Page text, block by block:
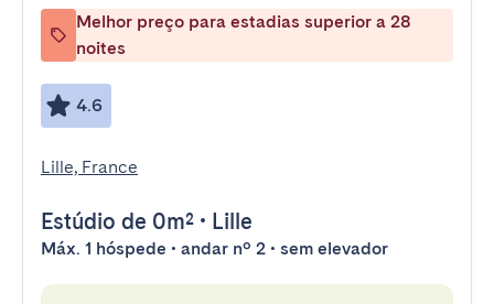
Melhor preço para estadias superior a 28
noites
4.6
Lille, France
Estúdio de 0m² • Lille
Máx. 1 hóspede • andar nº 2 • sem elevador